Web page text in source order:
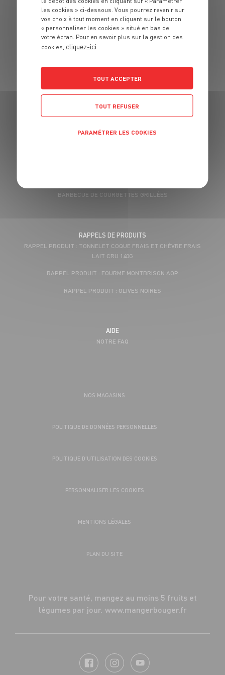
RECETTES DU MOMENT
SABLÉS À LA TRUFFE
AGNEAU DE NOS RÉGIONS AUX SAVEURS PLURIELLES
DAUBE DE BICHE
BOUCHÉES APÉRITIVES AU RADIS NOIR
BARBECUE DE COURGETTES GRILLÉES
RAPPELS DE PRODUITS
RAPPEL PRODUIT : TONNELET COQUE FRAIS ET CHÈVRE FRAIS
LAIT CRU 140G
RAPPEL PRODUIT : FOURME MONTBRISON AOP
RAPPEL PRODUIT : OLIVES NOIRES
AIDE
NOTRE FAQ
NOS MAGASINS
POLITIQUE DE DONNÉES PERSONNELLES
POLITIQUE D’UTILISATION DES COOKIES
PERSONNALISER LES COOKIES
MENTIONS LÉGALES
PLAN DU SITE
Pour votre santé, mangez au moins 5 fruits et
légumes par jour. www.mangerbouger.fr
les cookies » ci-dessous. Vous pourrez revenir sur
vos choix à tout moment en cliquant sur le bouton
« personnaliser les cookies » situé en bas de
votre écran. Pour en savoir plus sur la gestion des
cookies, cliquez-ici
TOUT ACCEPTER
TOUT REFUSER
PARAMÉTRER LES COOKIES